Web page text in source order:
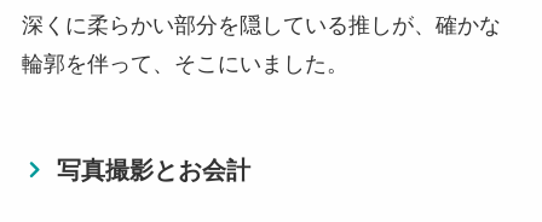
深くに柔らかい部分を隠している推しが、確かな
輪郭を伴って、そこにいました。
写真撮影とお会計